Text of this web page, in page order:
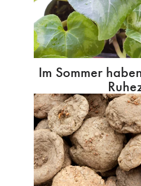
Im Sommer